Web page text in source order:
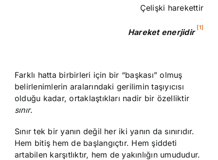
Çelişki harekettir
Hareket enerjidir [1]
Farklı hatta birbirleri için bir “başkası” olmuş
belirlenimlerin aralarındaki gerilimin taşıyıcısı
olduğu kadar, ortaklaştıkları nadir bir özelliktir
sınır.
Sınır tek bir yanın değil her iki yanın da sınırıdır.
Hem bitiş hem de başlangıçtır. Hem şiddeti
artabilen karşıtlıktır, hem de yakınlığın umududur.